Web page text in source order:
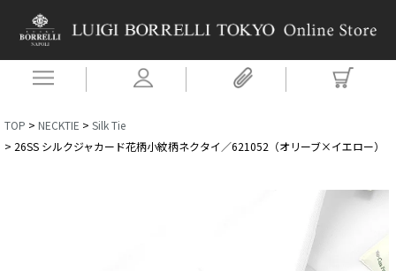
TOP NECKTIE
Silk Tie
26SS シルクジャカード花柄小紋柄ネクタイ／621052（オリーブ×イエロー）